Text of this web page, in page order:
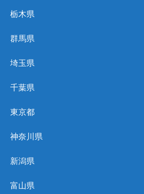
栃木県
群馬県
埼玉県
千葉県
東京都
神奈川県
新潟県
富山県